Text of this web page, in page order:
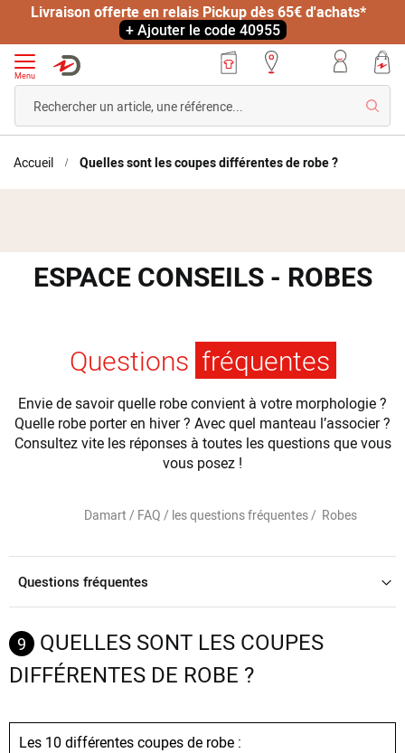
Livraison offerte en relais Pickup dès 65€ d'achats*
+ Ajouter le code 40955
Menu
Accueil Quelles sont les coupes différentes de robe ?
ESPACE CONSEILS - ROBES
Questions fréquentes
Envie de savoir quelle robe convient à votre morphologie ?
Quelle robe porter en hiver ? Avec quel manteau l’associer ?
Consultez vite les réponses à toutes les questions que vous
vous posez !
Damart / FAQ / les questions fréquentes / Robes
Questions fréquentes
9
QUELLES SONT LES COUPES
DIFFÉRENTES DE ROBE ?
Les 10 différentes coupes de robe :